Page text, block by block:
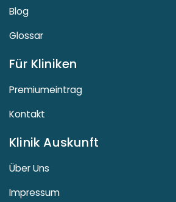
Blog
Glossar
Für Kliniken
Premiumeintrag
Kontakt
Klinik Auskunft
Über Uns
Impressum